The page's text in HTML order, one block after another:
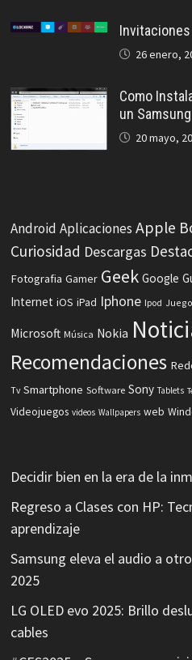
26 enero,
Como
un
20 mayo,
Android Aplicaciones Apple
Curiosidad Descargas
Fotografia Gamer Geek Google
Internet iOS iPad Iphone Ipod
Microsoft Música Nokia
Recomendaciones
Tv Smartphone Software Sony Tablets
Videojuegos videos Wallpapers web
Decidir bien en la era de la
Regreso a Clases con HP:
aprendizaje
Samsung eleva el audio a
2025
LG OLED evo 2025: Brillo
cables